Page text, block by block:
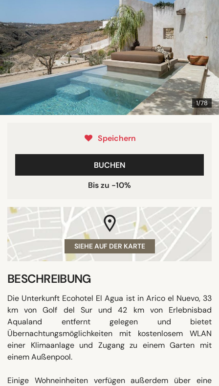
1/78
Speichern
BUCHEN
Bis zu -10%
SIEHE AUF DER KARTE
BESCHREIBUNG
Die Unterkunft Ecohotel El Agua ist in Arico el Nuevo, 33
km von Golf del Sur und 42 km von Erlebnisbad
Aqualand entfernt gelegen und bietet
Übernachtungsmöglichkeiten mit kostenlosem WLAN
einer Klimaanlage und Zugang zu einem Garten mit
einem Außenpool.
Einige Wohneinheiten verfügen außerdem über eine